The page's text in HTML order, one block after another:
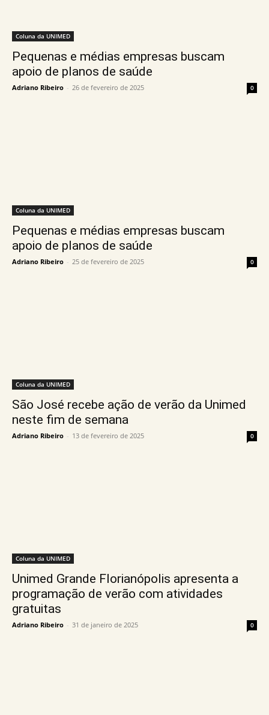
Coluna da UNIMED
Pequenas e médias empresas buscam
apoio de planos de saúde
Adriano Ribeiro - 26 de fevereiro de 2025 0
Coluna da UNIMED
Pequenas e médias empresas buscam
apoio de planos de saúde
Adriano Ribeiro - 25 de fevereiro de 2025 0
Coluna da UNIMED
São José recebe ação de verão da Unimed
neste fim de semana
Adriano Ribeiro - 13 de fevereiro de 2025 0
Coluna da UNIMED
Unimed Grande Florianópolis apresenta a
programação de verão com atividades
gratuitas
Adriano Ribeiro - 31 de janeiro de 2025 0